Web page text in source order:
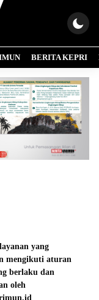
BERITA KEPRI
yang
mengikuti aturan
berlaku dan
oleh